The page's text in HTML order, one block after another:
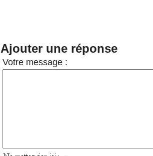
Ajouter une réponse
Votre message :